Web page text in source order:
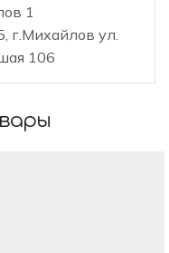
1
г.Михайлов ул.
106